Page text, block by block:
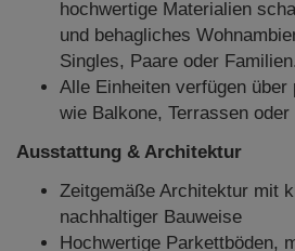
hochwertige Materialien
und behagliches
Singles, Paare oder Familien.
Alle Einheiten verfügen
wie Balkone, Terrassen oder
Ausstattung & Architektur
Zeitgemäße Architektur mit
nachhaltiger Bauweise
Hochwertige Parkettböden,